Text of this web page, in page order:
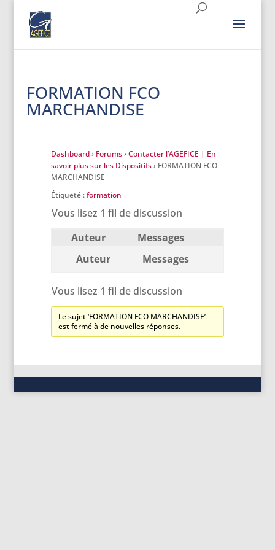
FORMATION FCO
MARCHANDISE
Dashboard › Forums › Contacter l’AGEFICE | En
savoir plus sur les Dispositifs › FORMATION FCO
MARCHANDISE
Étiqueté :formation
Vous lisez 1 fil de discussion
Auteur
Messages
Auteur
Messages
Vous lisez 1 fil de discussion
Le sujet ‘FORMATION FCO MARCHANDISE’
est fermé à de nouvelles réponses.